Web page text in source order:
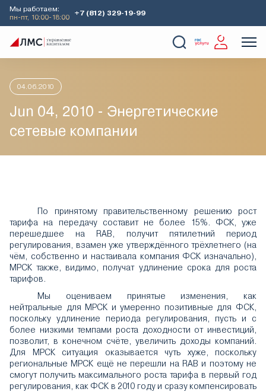
Мы работаем:
пн-пт, 10:00-18:00
+7 (812) 329-19-99
Главная Аналитика
04.06.2010
Jun 04, 2010 - Энергетические
сетевые компании
По принятому правительственному решению рост
тарифа на передачу составит не более 15%. ФСК, уже
перешедшее на RAB, получит пятилетний период
регулирования, взамен уже утверждённого трёхлетнего (на
чём, собственно и настаивала компания ФСК изначально),
МРСК также, видимо, получат удлинение срока для роста
тарифов.
Мы оцениваем принятые изменения, как
нейтральные для МРСК и умеренно позитивные для ФСК,
поскольку удлинение периода регулирования, пусть и с
более низкими темпами роста доходности от инвестиций,
позволит, в конечном счёте, увеличить доходы компаний.
Для МРСК ситуация оказывается чуть хуже, поскольку
региональные МРСК ещё не перешли на RAB и поэтому не
смогут получить максимального роста тарифа в первый год
регулирования, как ФСК в 2010 году и сразу компенсировать